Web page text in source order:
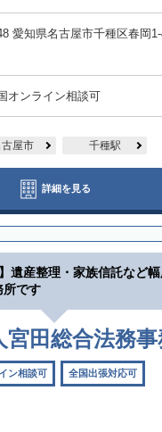
愛知県名古屋市千種区春岡
オンライン相談可
屋市 千種駅
詳細を見る
遺産整理・家族信託など
所です
宮田総合法務
ン相談可 全国出張対応可